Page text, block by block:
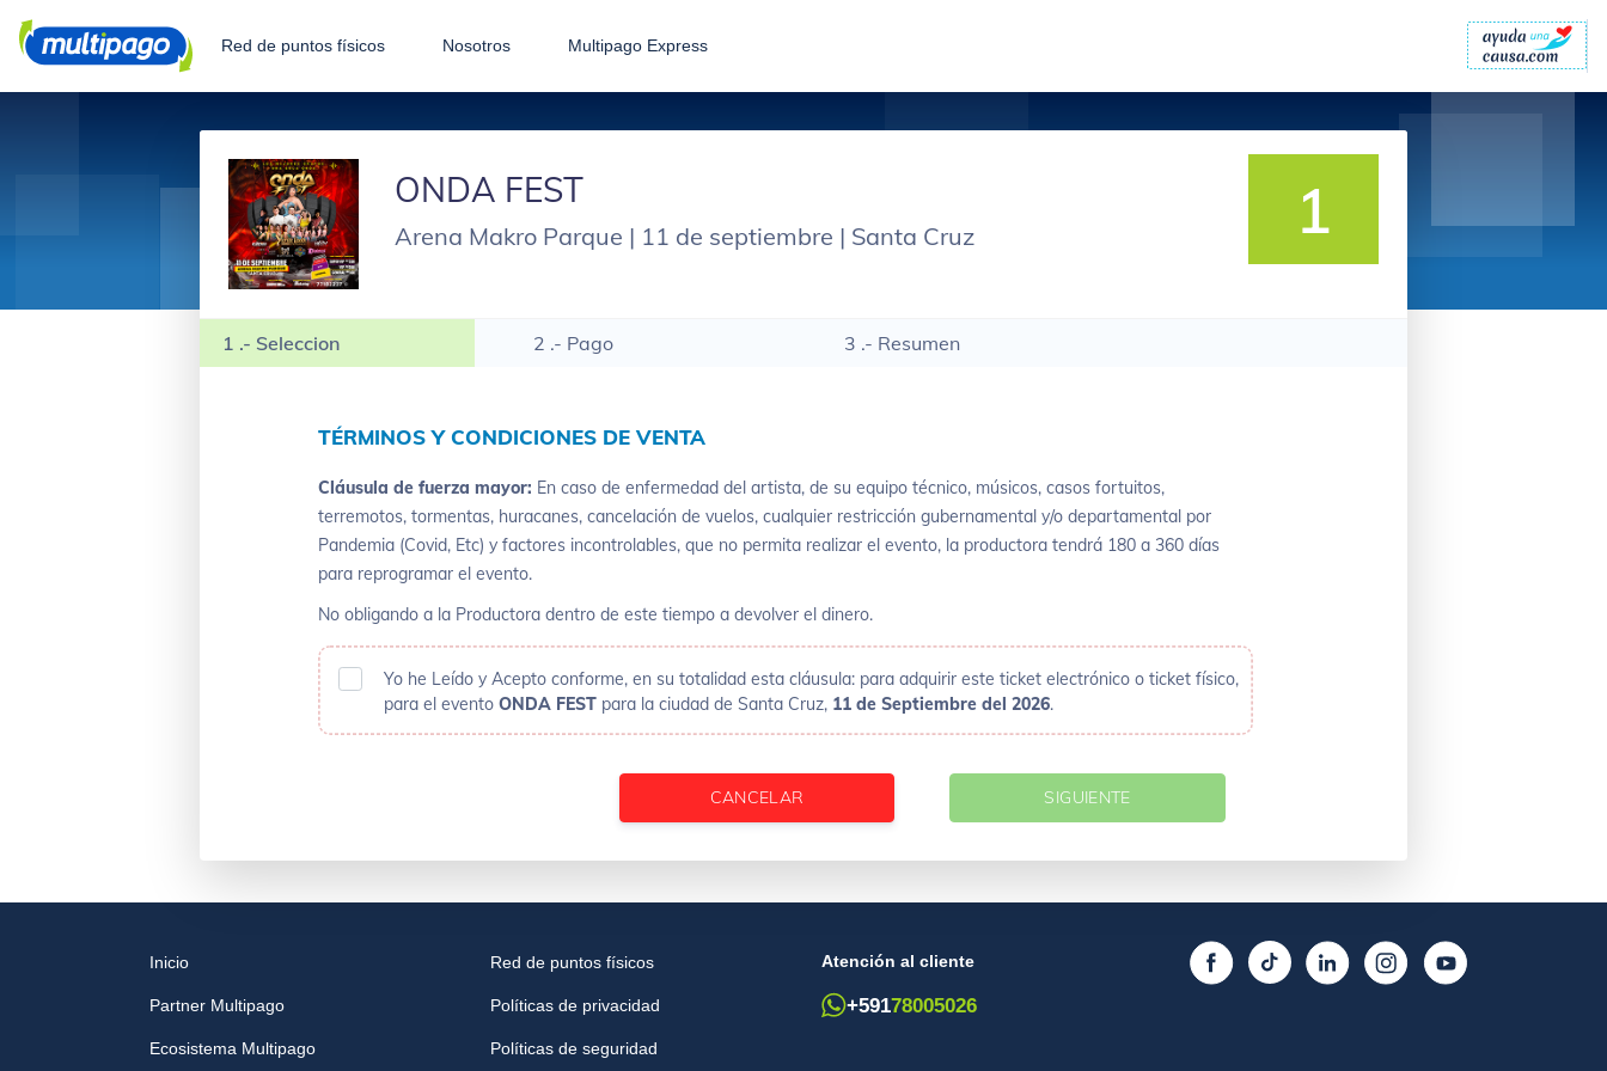
Red de puntos físicos Nosotros Multipago Express
ONDA FEST
Arena Makro Parque | 11 de septiembre | Santa Cruz 1
1 .- Seleccion 2 .- Pago 3 .- Resumen
TÉRMINOS Y CONDICIONES DE VENTA
Cláusula de fuerza mayor: En caso de enfermedad del artista, de su equipo técnico, músicos, casos fortuitos,
terremotos, tormentas, huracanes, cancelación de vuelos, cualquier restricción gubernamental y/o departamental por
Pandemia (Covid, Etc) y factores incontrolables, que no permita realizar el evento, la productora tendrá 180 a 360 días
para reprogramar el evento.
No obligando a la Productora dentro de este tiempo a devolver el dinero.
Yo he Leído y Acepto conforme, en su totalidad esta cláusula: para adquirir este ticket electrónico o ticket físico,
para el evento ONDA FESTpara la ciudad de Santa Cruz, 11 de Septiembre del 2026.
CANCELAR SIGUIENTE
Inicio
Partner Multipago
Ecosistema Multipago
Red de puntos físicos
Políticas de privacidad
Políticas de seguridad
Atención al cliente
+59178005026